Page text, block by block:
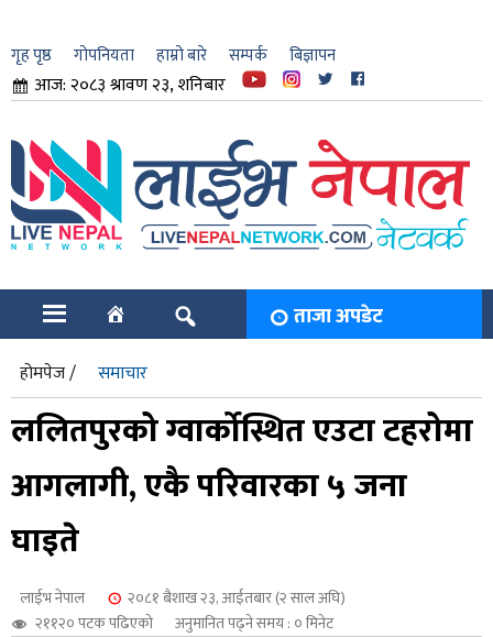
गृह पृष्ठ गोपनियता हाम्रो बारे सम्पर्क बिज्ञापन
आज: २०८३ श्रावण २३, शनिबार
ताजा अपडेट
होमपेज / समाचार
ललितपुरको ग्वार्कोस्थित एउटा टहरोमा
आगलागी, एकै परिवारका ५ जना
घाइते
लाईभ नेपाल
२०८१ बैशाख २३, आईतबार (२ साल अघि)
२११२० पटक पढिएको
अनुमानित पढ्ने समय : ० मिनेट